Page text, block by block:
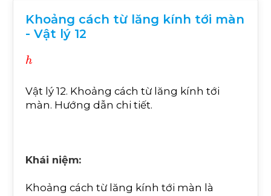
Khoảng cách từ lăng kính tới màn
- Vật lý 12
h
Vật lý 12. Khoảng cách từ lăng kính tới
màn. Hướng dẫn chi tiết.
Khái niệm:
Khoảng cách từ lăng kính tới màn là